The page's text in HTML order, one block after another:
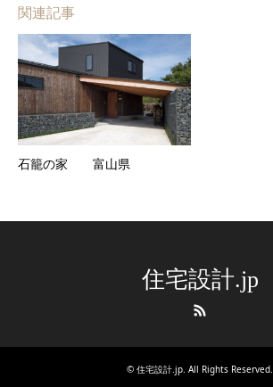
関連記事
石籠の家 富山県
住宅設計.jp
© 住宅設計.jp. All Rights Reserved.